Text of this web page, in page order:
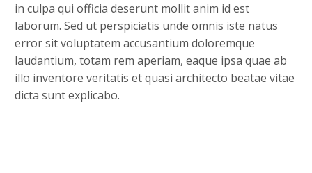
in culpa qui officia deserunt mollit anim id est
laborum. Sed ut perspiciatis unde omnis iste natus
error sit voluptatem accusantium doloremque
laudantium, totam rem aperiam, eaque ipsa quae ab
illo inventore veritatis et quasi architecto beatae vitae
dicta sunt explicabo.